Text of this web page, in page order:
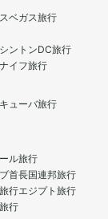
ベガス旅行
ントンDC旅行
イフ旅行
キューバ旅行
ル旅行
首長国連邦旅行
行エジプト旅行
行